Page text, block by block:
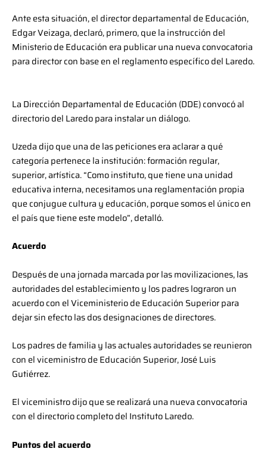
Ante esta situación, el director departamental de Educación,
Edgar Veizaga, declaró, primero, que la instrucción del
Ministerio de Educación era publicar una nueva convocatoria
para director con base en el reglamento específico del Laredo.
La Dirección Departamental de Educación (DDE) convocó al
directorio del Laredo para instalar un diálogo.
Uzeda dijo que una de las peticiones era aclarar a qué
categoría pertenece la institución: formación regular,
superior, artística. “Como instituto, que tiene una unidad
educativa interna, necesitamos una reglamentación propia
que conjugue cultura y educación, porque somos el único en
el país que tiene este modelo”, detalló.
Acuerdo
Después de una jornada marcada por las movilizaciones, las
autoridades del establecimiento y los padres lograron un
acuerdo con el Viceministerio de Educación Superior para
dejar sin efecto las dos designaciones de directores.
Los padres de familia y las actuales autoridades se reunieron
con el viceministro de Educación Superior, José Luis
Gutiérrez.
El viceministro dijo que se realizará una nueva convocatoria
con el directorio completo del Instituto Laredo.
Puntos del acuerdo